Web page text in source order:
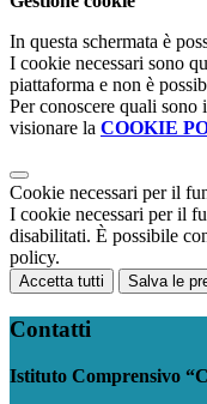
In questa schermata è
I cookie necessari sono
piattaforma e non è
Per conoscere quali sono
visionare la COOKIE
Cookie necessari per il
I cookie necessari per il
disabilitati. È possibile
policy.
Accetta tutti Salva le
Contatti
Istituto Comprensivo